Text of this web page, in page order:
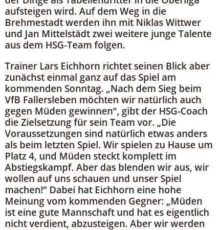
aufsteigen wird. Auf dem Weg in die
Brehmestadt werden ihn mit Niklas Wittwer
und Jan Mittelstädt zwei weitere junge Talente
aus dem HSG-Team folgen.
Trainer Lars Eichhorn richtet seinen Blick aber
zunächst einmal ganz auf das Spiel am
kommenden Sonntag. „Nach dem Sieg beim
VfB Fallersleben möchten wir natürlich auch
gegen Müden gewinnen“, gibt der HSG-Coach
die Zielsetzung für sein Team vor. „Die
Voraussetzungen sind natürlich etwas anders
als beim letzten Spiel. Wir spielen zu Hause um
Platz 4, und Müden steckt komplett im
Abstiegskampf. Aber das blenden wir aus, wir
wollen auf uns schauen und unser Spiel
machen!“ Dabei hat Eichhorn eine hohe
Meinung vom kommenden Gegner: „Müden
ist eine gute Mannschaft und hat es eigentlich
nicht verdient, abzusteigen. Aber wir werden